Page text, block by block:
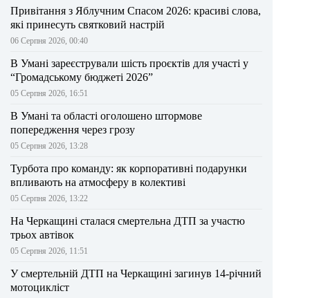
Привітання з Яблучним Спасом 2026: красиві слова,
які принесуть святковий настрій
06 Серпня 2026, 00:40
В Умані зареєстрували шість проєктів для участі у
“Громадському бюджеті 2026”
05 Серпня 2026, 16:51
В Умані та області оголошено штормове
попередження через грозу
05 Серпня 2026, 13:28
Турбота про команду: як корпоративні подарунки
впливають на атмосферу в колективі
05 Серпня 2026, 13:22
На Черкащині сталася смертельна ДТП за участю
трьох автівок
05 Серпня 2026, 11:51
У смертельній ДТП на Черкащині загинув 14-річний
мотоцикліст